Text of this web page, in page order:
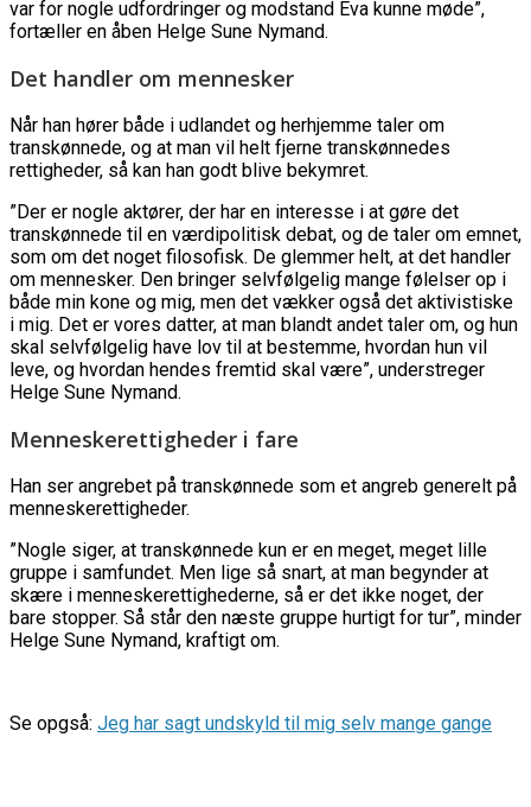
var for nogle udfordringer og modstand Eva kunne møde”,
fortæller en åben Helge Sune Nymand.
Det handler om mennesker
Når han hører både i udlandet og herhjemme taler om
transkønnede, og at man vil helt fjerne transkønnedes
rettigheder, så kan han godt blive bekymret.
”Der er nogle aktører, der har en interesse i at gøre det
transkønnede til en værdipolitisk debat, og de taler om emnet,
som om det noget filosofisk. De glemmer helt, at det handler
om mennesker. Den bringer selvfølgelig mange følelser op i
både min kone og mig, men det vækker også det aktivistiske
i mig. Det er vores datter, at man blandt andet taler om, og hun
skal selvfølgelig have lov til at bestemme, hvordan hun vil
leve, og hvordan hendes fremtid skal være”, understreger
Helge Sune Nymand.
Menneskerettigheder i fare
Han ser angrebet på transkønnede som et angreb generelt på
menneskerettigheder.
”Nogle siger, at transkønnede kun er en meget, meget lille
gruppe i samfundet. Men lige så snart, at man begynder at
skære i menneskerettighederne, så er det ikke noget, der
bare stopper. Så står den næste gruppe hurtigt for tur”, minder
Helge Sune Nymand, kraftigt om.
Se opgså: Jeg har sagt undskyld til mig selv mange gange